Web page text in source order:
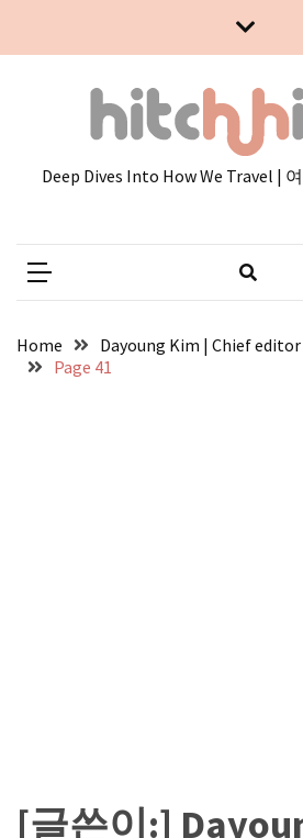
Deep Dives Into How We Travel |
Home
Dayoung Kim | Chief
Page 41
[글쓴이:]